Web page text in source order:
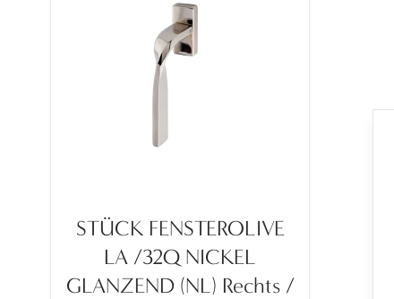
STÜCK FENSTEROLIVE
LA /32Q NICKEL
GLANZEND (NL) Rechts /